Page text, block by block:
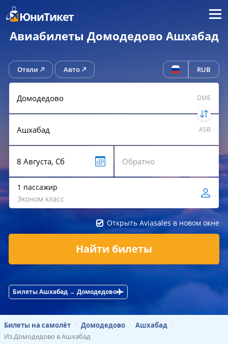
ЮниТикет Меню
Авиабилеты Домодедово Ашхабад
Отели Авто RUB
DME
ASB
1 пассажир
Эконом класс
Открыть Aviasales в новом окне
Найти билеты
Билеты Ашхабад → Домодедово
Билеты на самолёт Домодедово
Ашхабад
Из Домодедово в Ашхабад